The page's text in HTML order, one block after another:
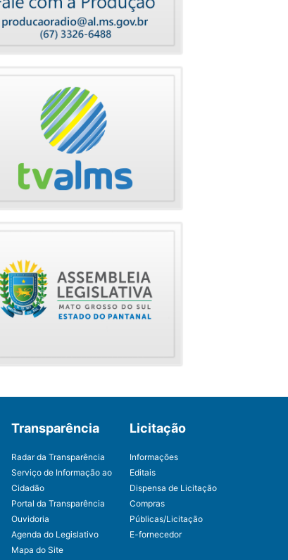
Transparência
Radar da Transparência
Serviço de Informação ao
Cidadão
Portal da Transparência
Ouvidoria
Agenda do Legislativo
Mapa do Site
Licitação
Informações
Editais
Dispensa de Licitação
Compras
Públicas/Licitação
E-fornecedor